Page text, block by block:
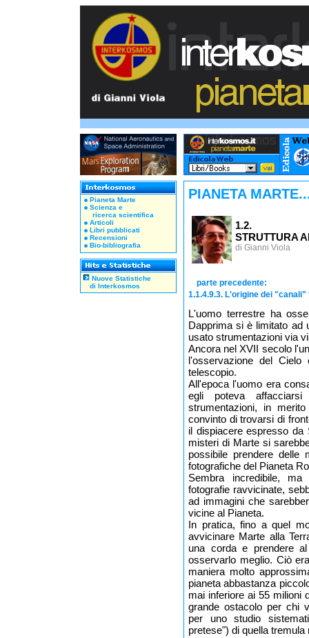
Pianeta Marte
Scienza e
ricerca scientifica
Articoli
Libri pubblicati
Recensioni
Bio-bibliografia
Nuove Statistiche
di Interkosmos
PIANETA
1.2.
STRUTTURA
di Gianni Viola
parte precedente:
1.1.4.9.3. L'origine dei "canali"
L'uomo terrestre ha
Dapprima si è limitato ad
usato strumentazioni via
Ancora nel XVII secolo
l'osservazione del
telescopio.
All'epoca l'uomo era
egli poteva
strumentazioni, in
convinto di trovarsi di
il dispiacere espresso da
misteri di Marte si
possibile prendere delle
fotografiche del Pianeta
Sembra incredibile,
fotografie ravvicinate,
ad immagini che
vicine al Pianeta.
In pratica, fino a quel
avvicinare Marte alla
una corda e prendere
osservarlo meglio. Ciò
maniera molto
pianeta abbastanza
mai inferiore ai 55 milioni
grande ostacolo per chi
per uno studio
pretese") di quella